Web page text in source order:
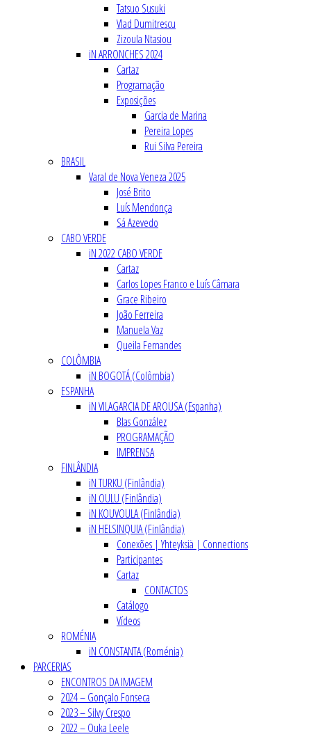
Tatsuo Susuki
Vlad Dumitrescu
Zizoula Ntasiou
iN ARRONCHES 2024
Cartaz
Programação
Exposições
Garcia de Marina
Pereira Lopes
Rui Silva Pereira
BRASIL
Varal de Nova Veneza 2025
José Brito
Luís Mendonça
Sá Azevedo
CABO VERDE
iN 2022 CABO VERDE
Cartaz
Carlos Lopes Franco e Luís Câmara
Grace Ribeiro
João Ferreira
Manuela Vaz
Queila Fernandes
COLÔMBIA
iN BOGOTÁ (Colômbia)
ESPANHA
iN VILAGARCIA DE AROUSA (Espanha)
Blas González
PROGRAMAÇÃO
IMPRENSA
FINLÂNDIA
iN TURKU (Finlândia)
iN OULU (Finlândia)
iN KOUVOULA (Finlândia)
iN HELSINQUIA (Finlândia)
Conexões | Yhteyksiä | Connections
Participantes
Cartaz
CONTACTOS
Catálogo
Vídeos
ROMÉNIA
iN CONSTANTA (Roménia)
PARCERIAS
ENCONTROS DA IMAGEM
2024 – Gonçalo Fonseca
2023 – Silvy Crespo
2022 – Ouka Leele